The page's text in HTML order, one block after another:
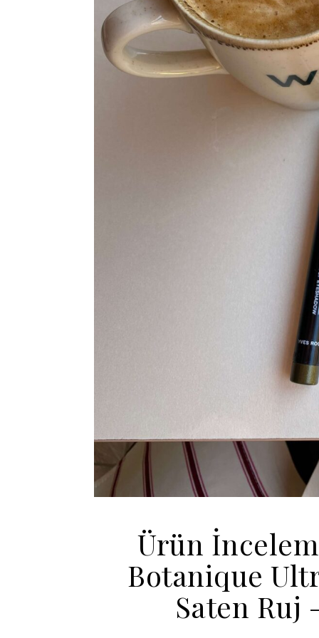
Ürün
Botanique
Saten Ruj